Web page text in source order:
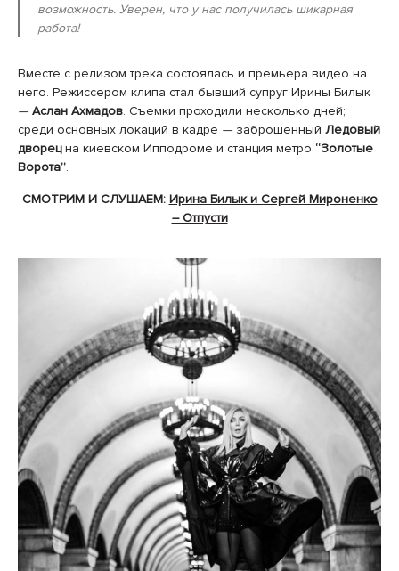
возможность. Уверен, что у нас получилась шикарная
работа!
Вместе с релизом трека состоялась и премьера видео на
него. Режиссером клипа стал бывший супруг Ирины Билык
— Аслан Ахмадов. Съемки проходили несколько дней;
среди основных локаций в кадре — заброшенный Ледовый
дворецна киевском Ипподроме и станция метро “Золотые
Ворота”.
СМОТРИМ И СЛУШАЕМ: Ирина Билык и Сергей Мироненко
– Отпусти